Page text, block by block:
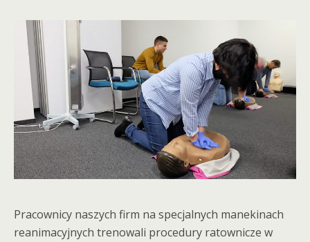
Pracownicy naszych firm na specjalnych manekinach
reanimacyjnych trenowali procedury ratownicze w